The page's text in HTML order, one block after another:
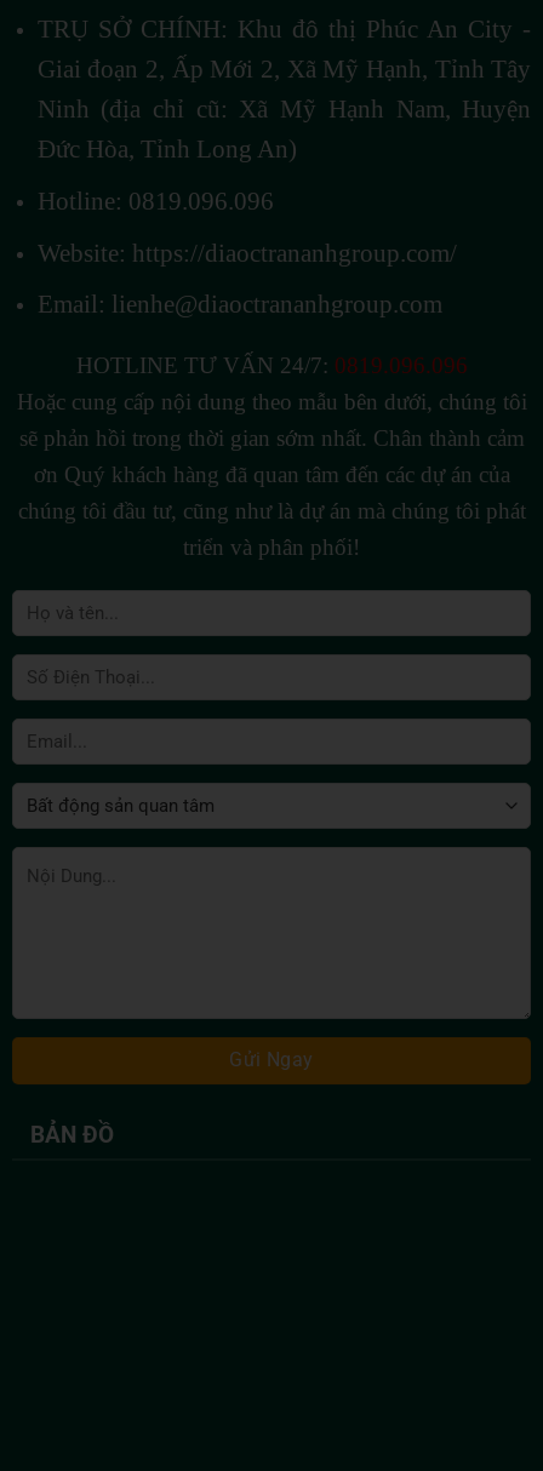
TRỤ SỞ CHÍNH: Khu đô thị Phúc An City -
Giai đoạn 2, Ấp Mới 2, Xã Mỹ Hạnh, Tỉnh Tây
Ninh (địa chỉ cũ: Xã Mỹ Hạnh Nam, Huyện
Đức Hòa, Tỉnh Long An)
Hotline: 0819.096.096
Website: https://diaoctrananhgroup.com/
Email: lienhe@diaoctrananhgroup.com
HOTLINE TƯ VẤN 24/7: 0819.096.096
Hoặc cung cấp nội dung theo mẫu bên dưới, chúng tôi
sẽ phản hồi trong thời gian sớm nhất. Chân thành cảm
ơn Quý khách hàng đã quan tâm đến các dự án của
chúng tôi đầu tư, cũng như là dự án mà chúng tôi phát
triển và phân phối!
BẢN ĐỒ